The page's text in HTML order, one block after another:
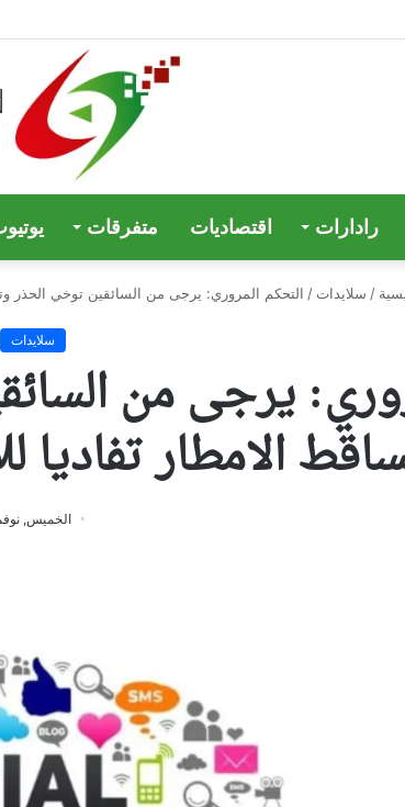
رادارات اقتصاديات متفرقات
/ سلايدات / التحكم المروري: يرجى من السائقين توخي الحذر
سلايدات
يرجى من
الامطار تفاديا
الخميس, نوفمبر 13